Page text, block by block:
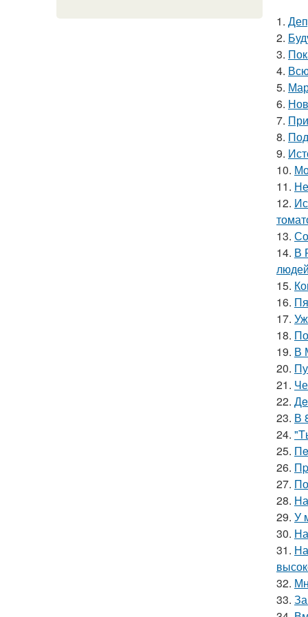
1.
2.
3.
4.
5.
6.
7.
8.
9.
10.
11.
12.
13.
14. В
15.
16.
17.
18.
19. В
20.
21.
22.
23. В
24.
25.
26.
27.
28.
29. У
30.
31.
32.
33.